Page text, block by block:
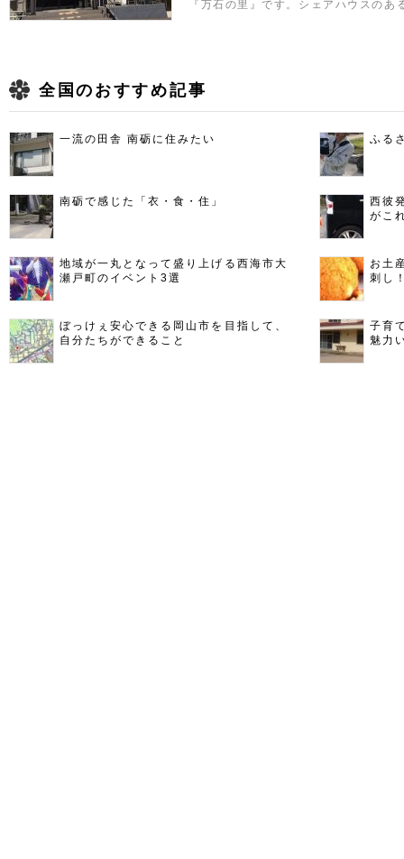
『万石の里』です。シェアハウスの
全国のおすすめ記事
一流の田舎 南砺に住みたい ふる
南砺で感じた「衣・食・住」
西彼
がこ
地域が一丸となって盛り上げる西海市大
瀬戸町のイベント3選
お土
刺し
ぼっけぇ安心できる岡山市を目指して、
自分たちができること
子育
魅力